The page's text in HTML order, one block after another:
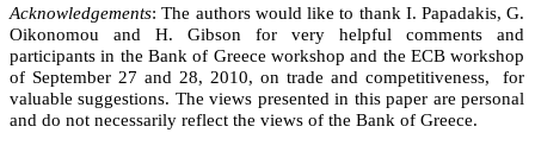
Acknowledgements: The authors would like to thank I. Papadakis, G.
Oikonomou and H. Gibson for very helpful comments and
participants in the Bank of Greece workshop and the ECB workshop
of September 27 and 28, 2010, on trade and competitiveness, for
valuable suggestions. The views presented in this paper are personal
and do not necessarily reflect the views of the Bank of Greece.